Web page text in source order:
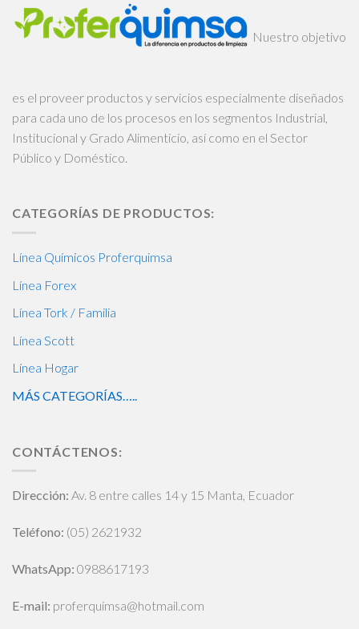
Nuestro objetivo
es el proveer productos y servicios especialmente diseñados
para cada uno de los procesos en los segmentos Industrial,
Institucional y Grado Alimenticio, así como en el Sector
Público y Doméstico.
CATEGORÍAS DE PRODUCTOS:
Línea Químicos Proferquimsa
Línea Forex
Línea Tork / Familia
Línea Scott
Línea Hogar
MÁS CATEGORÍAS…..
CONTÁCTENOS:
Dirección: Av. 8 entre calles 14 y 15 Manta, Ecuador
Teléfono: (05) 2621932
WhatsApp: 0988617193
E-mail: proferquimsa@hotmail.com